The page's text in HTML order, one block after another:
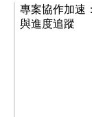
專案協作加速
與進度追蹤